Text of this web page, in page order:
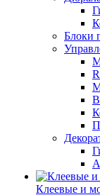
Блоки
Клеевые и